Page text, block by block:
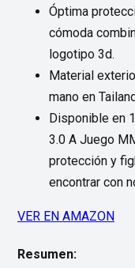
Óptima
cómoda
logotipo 3d.
Material
mano en
Disponible en
3.0 A Juego
protección y
encontrar con
VER EN AMAZON
Resumen: